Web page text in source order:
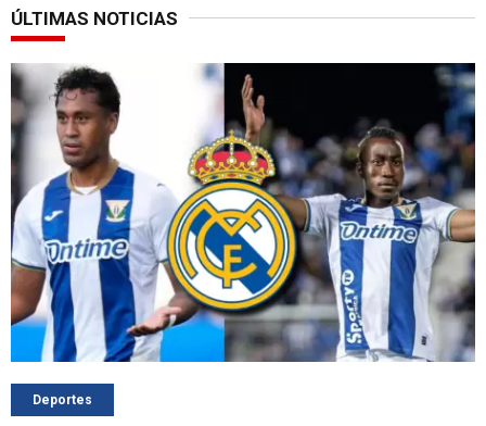
ÚLTIMAS NOTICIAS
Deportes